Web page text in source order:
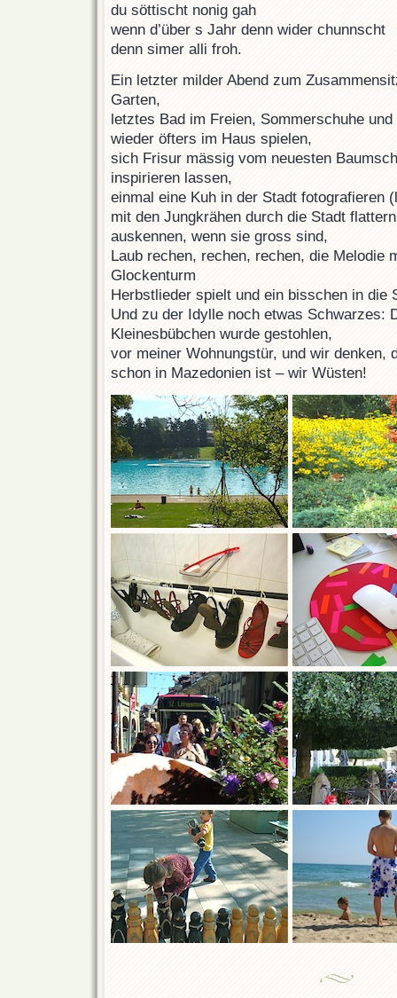
du söttischt nonig gah
wenn d’über s Jahr denn wider chunnscht
denn simer alli froh.
Ein letzter milder Abend zum
Garten,
letztes Bad im Freien, Sommerschuhe und
wieder öfters im Haus spielen,
sich Frisur mässig vom neuesten
inspirieren lassen,
einmal eine Kuh in der Stadt fotografieren
mit den Jungkrähen durch die Stadt
auskennen, wenn sie gross sind,
Laub rechen, rechen, rechen, die Melodie
Glockenturm
Herbstlieder spielt und ein bisschen in
Und zu der Idylle noch etwas Schwarzes:
Kleinesbübchen wurde gestohlen,
vor meiner Wohnungstür, und wir denken,
schon in Mazedonien ist – wir Wüsten!